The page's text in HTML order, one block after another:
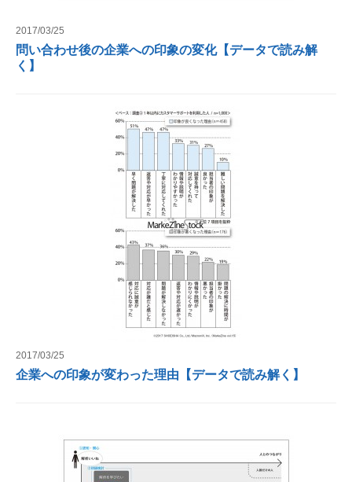
2017/03/25
問い合わせ後の企業への印象の変化【データで読み解
く】
2017/03/25
企業への印象が変わった理由【データで読み解く】